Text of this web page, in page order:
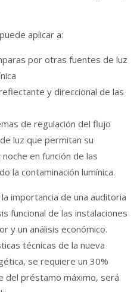
aplicar a:
por otras fuentes de luz
y direccional de las
de regulación del flujo
luz que permitan su
en función de las
la contaminación lumínica.
importancia de una auditoria
funcional de las instalaciones
y un análisis económico.
técnicas de la nueva
se requiere un 30%
del préstamo máximo, será